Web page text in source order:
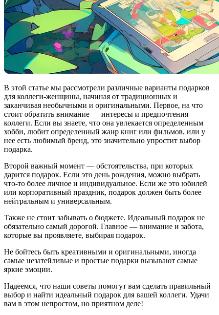
В этой статье мы рассмотрели различные варианты подарков
для коллеги-женщины, начиная от традиционных и
заканчивая необычными и оригинальными. Первое, на что
стоит обратить внимание — интересы и предпочтения
коллеги. Если вы знаете, что она увлекается определенным
хобби, любит определенный жанр книг или фильмов, или у
нее есть любимый бренд, это значительно упростит выбор
подарка.
Второй важный момент — обстоятельства, при которых
дарится подарок. Если это день рождения, можно выбрать
что-то более личное и индивидуальное. Если же это юбилей
или корпоративный праздник, подарок должен быть более
нейтральным и универсальным.
Также не стоит забывать о бюджете. Идеальный подарок не
обязательно самый дорогой. Главное — внимание и забота,
которые вы проявляете, выбирая подарок.
Не бойтесь быть креативными и оригинальными, иногда
самые незатейливые и простые подарки вызывают самые
яркие эмоции.
Надеемся, что наши советы помогут вам сделать правильный
выбор и найти идеальный подарок для вашей коллеги. Удачи
вам в этом непростом, но приятном деле!